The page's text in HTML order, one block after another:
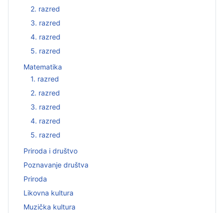
2. razred
3. razred
4. razred
5. razred
Matematika
1. razred
2. razred
3. razred
4. razred
5. razred
Priroda i društvo
Poznavanje društva
Priroda
Likovna kultura
Muzička kultura